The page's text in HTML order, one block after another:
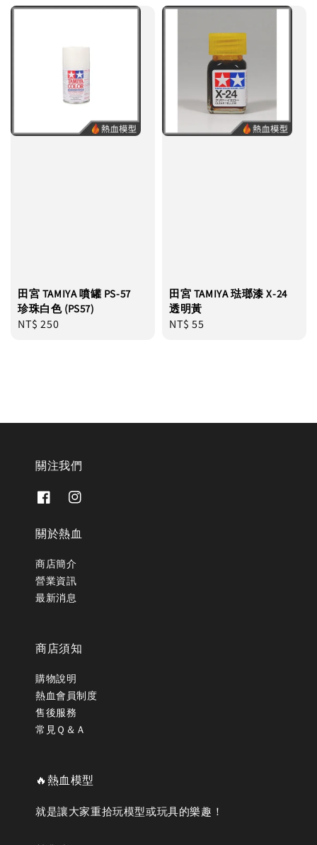
田宮 TAMIYA 噴罐 PS-57
珍珠白色 (PS57)
Regular
NT$ 250
田宮 TAMIYA 琺瑯漆 X-24
透明黃
Regular
NT$ 55
關注我們
關於熱血
商店簡介
營業資訊
最新消息
商店須知
購物說明
熱血會員制度
售後服務
常見Ｑ＆Ａ
🔥熱血模型
就是讓大家重拾玩模型或玩具的樂趣！